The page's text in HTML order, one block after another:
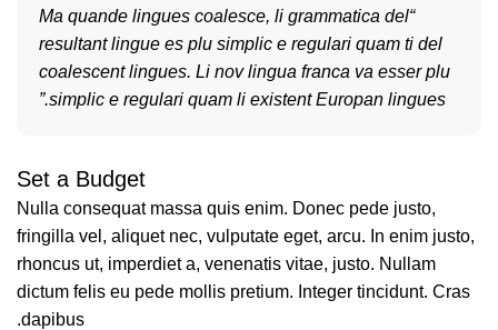
“Ma quande lingues coalesce, li grammatica del
resultant lingue es plu simplic e regulari quam ti del
coalescent lingues. Li nov lingua franca va esser plu
simplic e regulari quam li existent Europan lingues.”
Set a Budget
Nulla consequat massa quis enim. Donec pede justo,
fringilla vel, aliquet nec, vulputate eget, arcu. In enim justo,
rhoncus ut, imperdiet a, venenatis vitae, justo. Nullam
dictum felis eu pede mollis pretium. Integer tincidunt. Cras
dapibus.